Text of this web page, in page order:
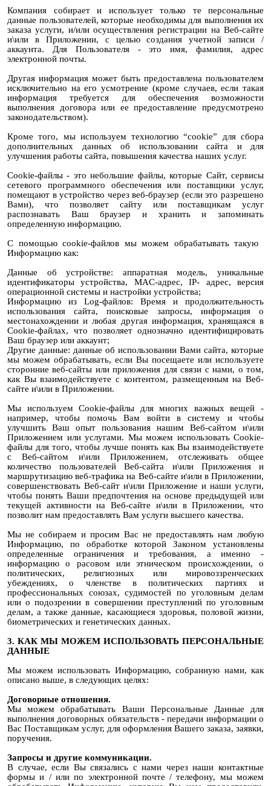
Компания собирает и использует только те персональные
данные пользователей, которые необходимы для выполнения их
заказа услуги, и/или осуществления регистрации на Веб-сайте
и\или в Приложении, с целью создания учетной записи /
аккаунта. Для Пользователя - это имя, фамилия, адрес
электронной почты.
Другая информация может быть предоставлена ​​пользователем
исключительно на его усмотрение (кроме случаев, если такая
информация требуется для обеспечения возможности
выполнения договора или ее предоставление предусмотрено
законодательством).
Кроме того, мы используем технологию “cookie” для сбора
дополнительных данных об использовании сайта и для
улучшения работы сайта, повышения качества наших услуг.
Cookie-файлы - это небольшие файлы, которые Сайт, сервисы
сетевого программного обеспечения или поставщики услуг,
помещают в устройство через веб-браузер (если это разрешено
Вами), что позволяет сайту или поставщикам услуг
распознавать Ваш браузер и хранить и запоминать
определенную информацию.
С помощью cookie-файлов мы можем обрабатывать такую ​​
Информацию как:
Данные об устройстве: аппаратная модель, уникальные
идентификаторы устройства, MAC-адрес, IP- адрес, версия
операционной системы и настройки устройства;
Информацию из Log-файлов: Время и продолжительность
использования сайта, поисковые запросы, информация о
местонахождении и любая другая информация, хранящаяся в
Cookie-файлах, что позволяет однозначно идентифицировать
Ваш браузер или аккаунт;
Другие данные: данные об использовании Вами сайта, которые
мы можем обрабатывать, если Вы посещаете или используете
сторонние веб-сайты или приложения для связи с нами, о том,
как Вы взаимодействуете с контентом, размещенным на Веб-
сайте и\или в Приложении.
Мы используем Cookie-файлы для многих важных вещей -
например, чтобы помочь Вам войти в систему и чтобы
улучшить Ваш опыт пользования нашим Веб-сайтом и\или
Приложением или услугами. Мы можем использовать Cookie-
файлы для того, чтобы лучше понять как Вы взаимодействуете
с Веб-сайтом и\или Приложением, отслеживать общее
количество пользователей Веб-сайта и\или Приложения и
маршрутизацию веб-трафика на Веб-сайте и\или в Приложении,
совершенствовать Веб-сайт и\или Приложение и наши услуги,
чтобы понять Ваши предпочтения на основе предыдущей или
текущей активности на Веб-сайте и\или в Приложении, что
позволит нам предоставлять Вам услуги высшего качества.
Мы не собираем и просим Вас не предоставлять нам любую
Информацию, по обработке которой Законом установлены
определенные ограничения и требования, а именно -
информацию о расовом или этническом происхождении, о
политических, религиозных или мировоззренческих
убеждениях, о членстве в политических партиях и
профессиональных союзах, судимостей по уголовным делам
или о подозрении в совершении преступлений по уголовным
делам, а также данные, касающиеся здоровья, половой жизни,
биометрических и генетических данных.
3. КАК МЫ МОЖЕМ ИСПОЛЬЗОВАТЬ ПЕРСОНАЛЬНЫЕ
ДАННЫЕ
Мы можем использовать Информацию, собранную нами, как
описано выше, в следующих целях:
Договорные отношения.
Мы можем обрабатывать Ваши Персональные Данные для
выполнения договорных обязательств - передачи информации о
Вас Поставщикам услуг, для оформления Вашего заказа, заявки,
поручения.
Запросы и другие коммуникации.
В случае, если Вы связались с нами через наши контактные
формы и / или по электронной почте / телефону, мы можем